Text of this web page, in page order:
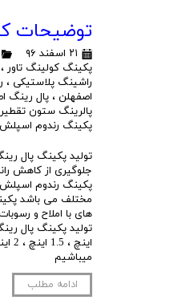
توضیحات
۲۱ اسفند ۹۶
پکینگ کولینگ تاور ،
راشینگ پلاستیکی ،
اصفهلن ، پال رینگ
پالرینگ ستون تقطیر
پکینگ رندوم اسپلش
تولید پکینگ پال
جلوگیری از کاهش
پکینگ رندوم اسپلش-
مختلف می باشد
های با املاح و
میباشیم
ادامه مطلب